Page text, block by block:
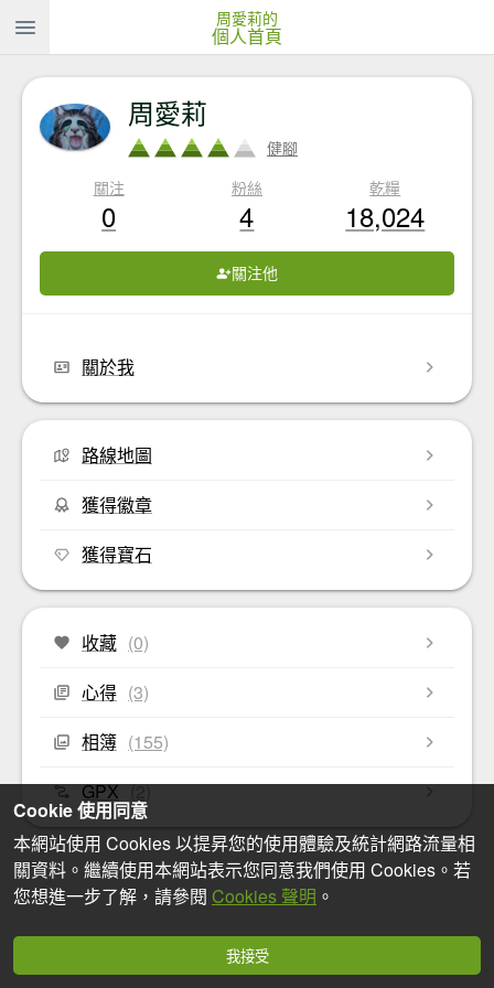
周愛莉的
個人首頁
周愛莉
健腳
關注
0
粉絲
4
乾糧
18,024
關注他
關於我
路線地圖
獲得徽章
獲得寶石
收藏 (0)
心得 (3)
相簿 (155)
GPX (2)
Cookie 使用同意
本網站使用 Cookies 以提昇您的使用體驗及統計網路流量相
關資料。繼續使用本網站表示您同意我們使用 Cookies。若
您想進一步了解，請參閱 Cookies 聲明 。
我接受